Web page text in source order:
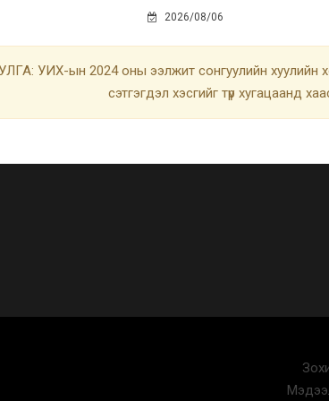
2026/08/06
УИХ-ын 2024 оны ээлжит сонгуулийн хуулийн
сэтгэгдэл хэсгийг түр хугацаанд